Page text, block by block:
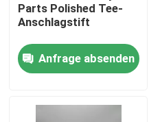
Haus
Parts Polished Tee-
Anschlagstift
Anfrage absenden